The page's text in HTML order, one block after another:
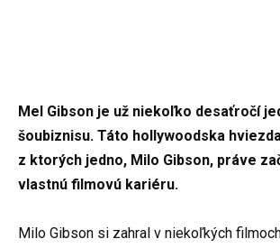
Mel Gibson je už niekoľko desaťročí
šoubiznisu. Táto hollywoodska
z ktorých jedno, Milo Gibson, práve
vlastnú filmovú kariéru.
Milo Gibson si zahral v niekoľkých